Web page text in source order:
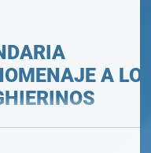
A LOS